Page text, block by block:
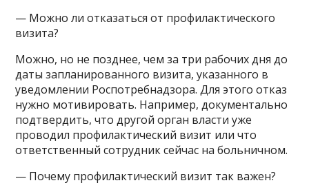
— Можно ли отказаться от профилактического
визита?
Можно, но не позднее, чем за три рабочих дня до
даты запланированного визита, указанного в
уведомлении Роспотребнадзора. Для этого отказ
нужно мотивировать. Например, документально
подтвердить, что другой орган власти уже
проводил профилактический визит или что
ответственный сотрудник сейчас на больничном.
— Почему профилактический визит так важен?